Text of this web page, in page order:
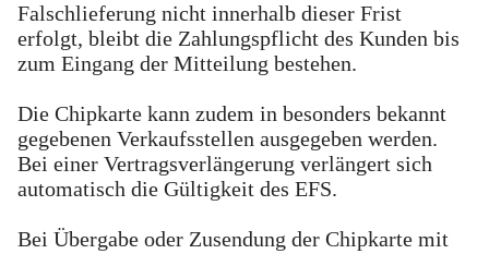
Falschlieferung nicht innerhalb dieser Frist
erfolgt, bleibt die Zahlungspflicht des Kunden bis
zum Eingang der Mitteilung bestehen.
Die Chipkarte kann zudem in besonders bekannt
gegebenen Verkaufsstellen ausgegeben werden.
Bei einer Vertragsverlängerung verlängert sich
automatisch die Gültigkeit des EFS.
Bei Übergabe oder Zusendung der Chipkarte mit